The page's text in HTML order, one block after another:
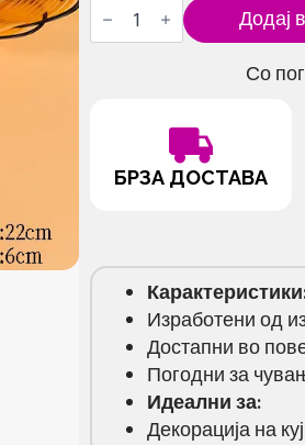
со
модерен
Додај
Со
БРЗА ДОСТАВА
Изработени од
Достапни во
Погодни за
Идеални за:
Декорација на